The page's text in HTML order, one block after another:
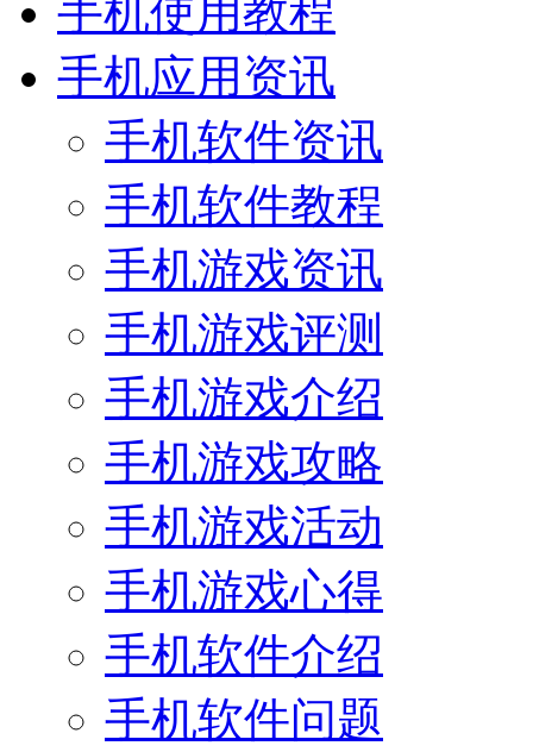
手机使用教程
手机应用资讯
手机软件资讯
手机软件教程
手机游戏资讯
手机游戏评测
手机游戏介绍
手机游戏攻略
手机游戏活动
手机游戏心得
手机软件介绍
手机软件问题